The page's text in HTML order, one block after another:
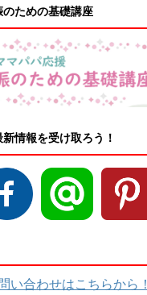
ための基礎講座
情報を受け取ろう！
い合わせはこちらから！